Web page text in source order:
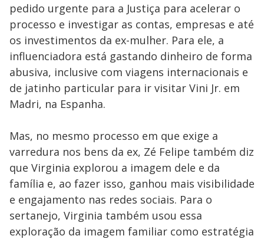
pedido urgente para a Justiça para acelerar o
processo e investigar as contas, empresas e até
os investimentos da ex-mulher. Para ele, a
influenciadora está gastando dinheiro de forma
abusiva, inclusive com viagens internacionais e
de jatinho particular para ir visitar Vini Jr. em
Madri, na Espanha.
Mas, no mesmo processo em que exige a
varredura nos bens da ex, Zé Felipe também diz
que Virginia explorou a imagem dele e da
família e, ao fazer isso, ganhou mais visibilidade
e engajamento nas redes sociais. Para o
sertanejo, Virginia também usou essa
exploração da imagem familiar como estratégia